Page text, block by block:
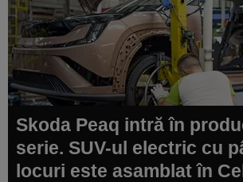
Skoda Peaq intră în
serie. SUV-ul electric cu
locuri este asamblat în